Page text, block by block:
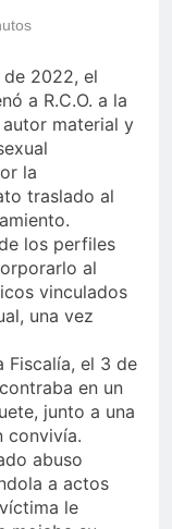
de 2022, el
a R.C.O. a la
material y
la
traslado al
los perfiles
al
vinculados
una vez
Fiscalía, el 3 de
en un
junto a una
convivía.
abuso
a actos
le